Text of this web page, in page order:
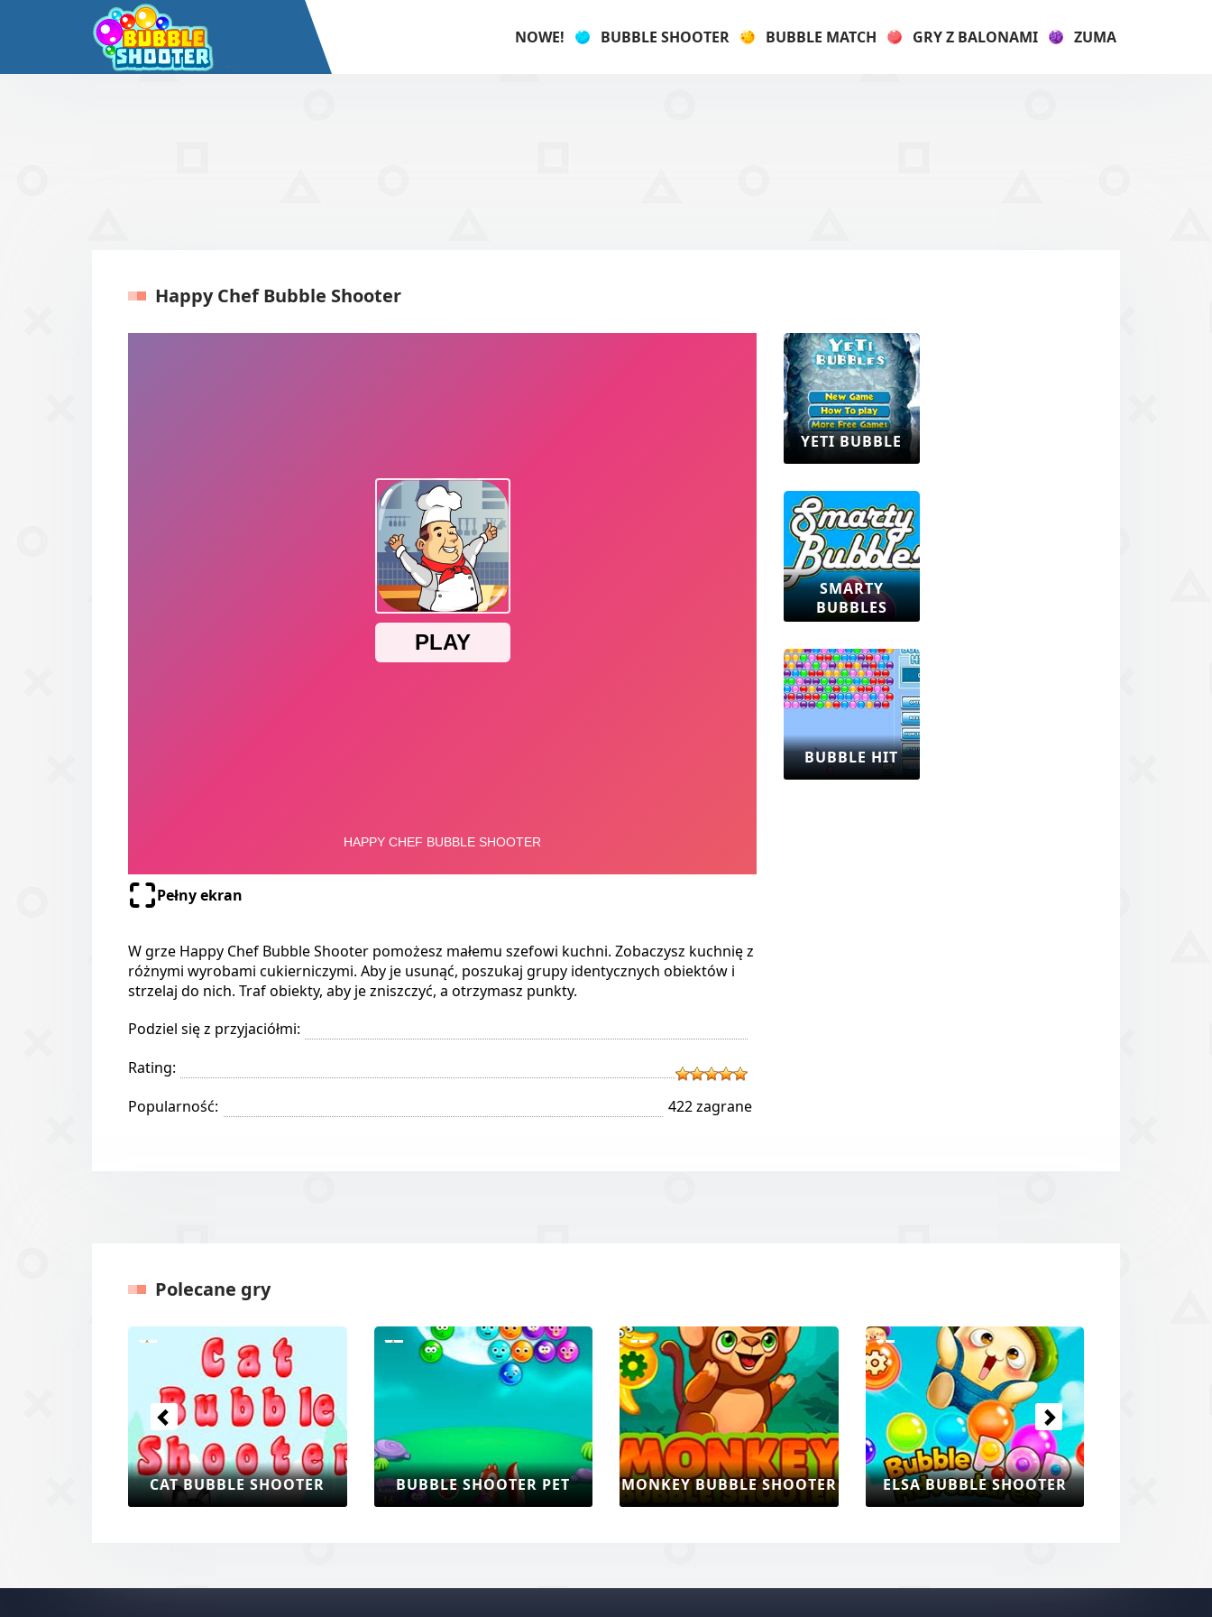
NOWE! BUBBLE SHOOTER BUBBLE MATCH GRY Z BALONAMI ZUMA
Happy Chef Bubble Shooter
Pełny ekran
W grze Happy Chef Bubble Shooter pomożesz małemu szefowi kuchni. Zobaczysz kuchnię z
różnymi wyrobami cukierniczymi. Aby je usunąć, poszukaj grupy identycznych obiektów i
strzelaj do nich. Traf obiekty, aby je zniszczyć, a otrzymasz punkty.
Podziel się z przyjaciółmi:
Rating:
Popularność:
422 zagrane
YETI BUBBLE
SMARTY
BUBBLES
BUBBLE HIT
Polecane gry
CAT BUBBLE SHOOTER BUBBLE SHOOTER PET MONKEY BUBBLE SHOOTER ELSA BUBBLE SHOOTER
Poprzednie Następne